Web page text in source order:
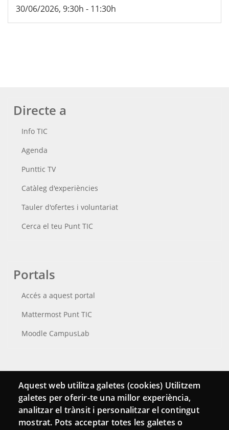
30/06/2026, 9:30h - 11:30h
Directe a
Info TIC
Agenda
Punttic TV
Catàleg d'experiències
Tauler d'ofertes i voluntariat
Cerca el teu Punt TIC
Portals
Accés a aquest portal
Mattermost Punt TIC
Moodle CampusLab
Connecta
Bustia de contacte
Butlletins
Aquest web utilitza galetes (cookies) Utilitzem
galetes per oferir-te una millor experiència,
analitzar el trànsit i personalitzar el contingut
mostrat. Pots acceptar totes les galetes o